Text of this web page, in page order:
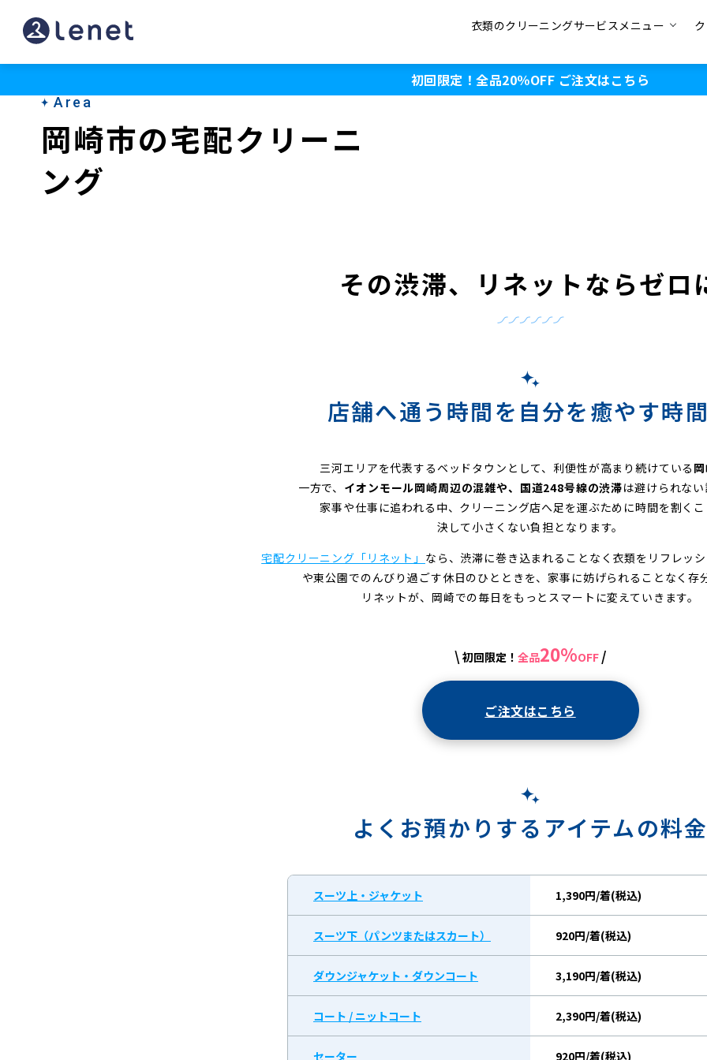
岡
崎
衣類のクリーニングサービスメニュー
初回限定！全品20％OFF ご注文はこちら
Area
岡崎市の宅配クリーニ
ング
その渋滞、 リネットならゼロ
店舗へ通う時間を自分を癒やす時
三河エリアを代表するベッドタウンとして、利便性が高まり続けている
一方で、 イオンモール岡崎周辺の混雑や、国道248号線の渋滞は避けられな
家事や仕事に追われる中、クリーニング店へ足を運ぶために時間を割く
決して小さくない負担となります。
宅配クリーニング「リネット」 なら、渋滞に巻き込まれることなく衣類をリフレッ
や東公園でのんびり過ごす休日のひとときを、家事に妨げられることなく存
リネットが、岡崎での毎日をもっとスマートに変えていきます。
\ 初回限定！ 全品20%OFF /
ご注文はこちら
よくお預かりするアイテムの料
スーツ上・ジャケット 1,390円/着(税込)
スーツ下（パンツまたはスカート） 920円/着(税込)
ダウンジャケット・ダウンコート 3,190円/着(税込)
コート / ニットコート 2,390円/着(税込)
セーター 920円/着(税込)